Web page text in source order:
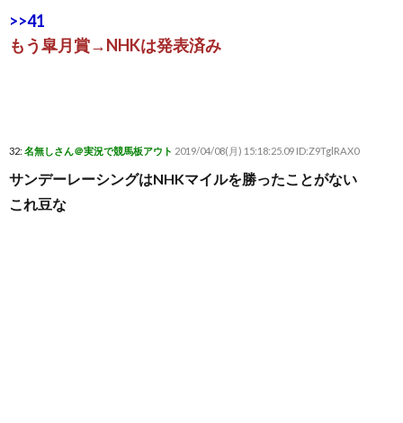
>>41
もう皐月賞→NHKは発表済み
32: 名無しさん＠実況で競馬板アウト 2019/04/08(月) 15:18:25.09 ID:Z9TglRAX0
サンデーレーシングはNHKマイルを勝ったことがない
これ豆な